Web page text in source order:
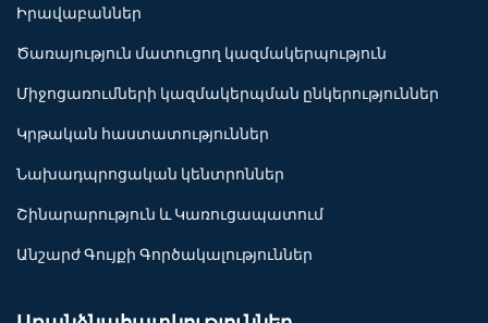
Իրավաբաններ
Ծառայություն մատուցող կազմակերպություն
Միջոցառումների կազմակերպման ընկերություններ
Կրթական հաստատություններ
Նախադպրոցական կենտրոններ
Շինարարություն և Կառուցապատում
Անշարժ Գույքի Գործակալություններ